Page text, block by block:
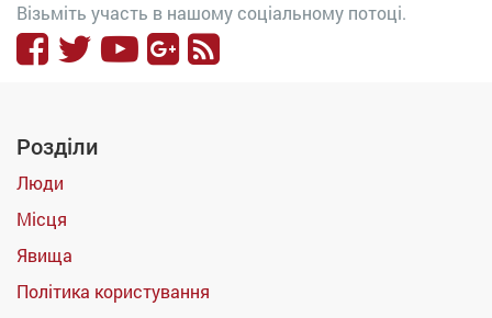
Візьміть участь в нашому соціальному потоці.
Розділи
Люди
Місця
Явища
Політика користування